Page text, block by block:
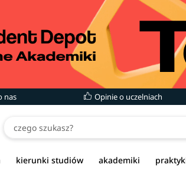
nas Opinie o uczelniach
kierunki studiów akademiki